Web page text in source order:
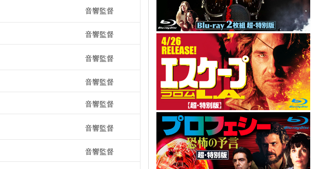
音響監督
音響監督
音響監督
音響監督
音響監督
音響監督
音響監督